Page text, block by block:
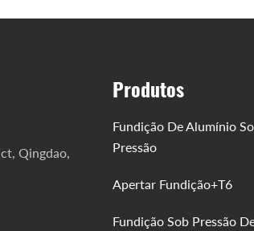
Qingdao,
Produtos
Fundição De Alumínio
Pressão
Apertar Fundição+T6
Fundição Sob Pressão